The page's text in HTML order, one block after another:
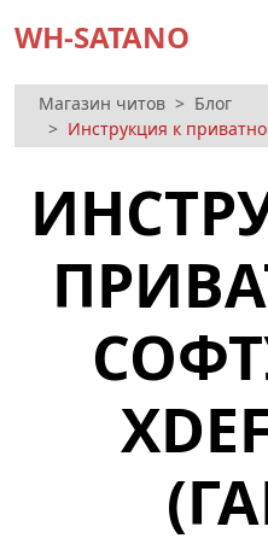
WH-SATANO
Магазин читов
Блог
Инструкция к